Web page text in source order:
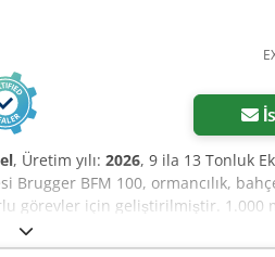
, Üretim yılı: 2026, 9 ila 13 Tonluk
Brugger BFM 100, ormancılık,
görevler için geliştirilmiştir. 1.000
çalılar, ağaççıklar, dallar ve
rotor, güçlü V-kayışı